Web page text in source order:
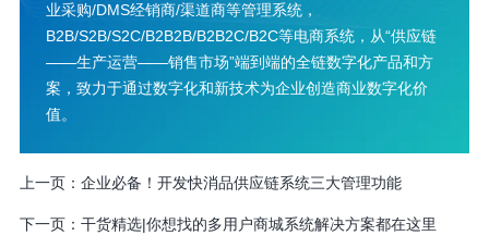
业采购/DMS经销商/渠道商等管理系统，
B2B/S2B/S2C/B2B2B/B2B2C/B2C等电商系统，从“供应链
——生产运营——销售市场”端到端的全链数字化产品和方
案，致力于通过数字化和新技术为企业创造商业数字化价
值。
上一页： 企业必备！开发快消品供应链系统三大管理功能
下一页： 干货精选|你想找的多用户商城系统解决方案都在这里